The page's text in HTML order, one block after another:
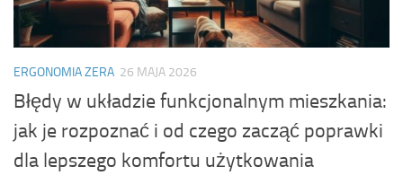
ERGONOMIA ZERA 26 MAJA 2026
Błędy w układzie funkcjonalnym mieszkania:
jak je rozpoznać i od czego zacząć poprawki
dla lepszego komfortu użytkowania